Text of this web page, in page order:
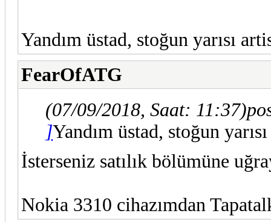
Yandım üstad, stoğun yarısı
FearOfATG
(07/09/2018, Saat: 11:37)
]Yandım üstad, stoğun
İsterseniz satılık bölümüne
Nokia 3310 cihazımdan